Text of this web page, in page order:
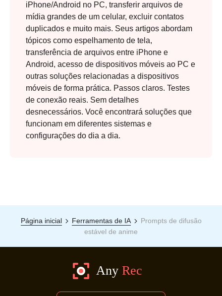
iPhone/Android no PC, transferir arquivos de
mídia grandes de um celular, excluir contatos
duplicados e muito mais. Seus artigos abordam
tópicos como espelhamento de tela,
transferência de arquivos entre iPhone e
Android, acesso de dispositivos móveis ao PC e
outras soluções relacionadas a dispositivos
móveis de forma prática. Passos claros. Testes
de conexão reais. Sem detalhes
desnecessários. Você encontrará soluções que
funcionam em diferentes sistemas e
configurações do dia a dia.
Página inicial Ferramentas de IA
Prompts de difusão
estável de anime